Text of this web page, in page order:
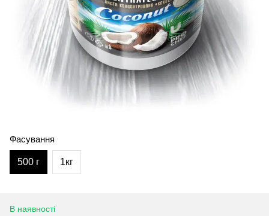
Фасування
500 г 1кг
В наявності